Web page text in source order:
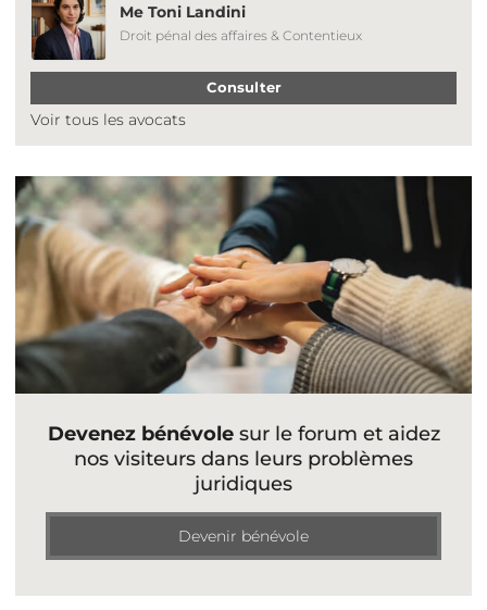
Me Toni Landini
Droit pénal des affaires & Contentieux
Consulter
Voir tous les avocats
Devenez bénévolesur le forum et aidez
nos visiteurs dans leurs problèmes
juridiques
Devenir bénévole